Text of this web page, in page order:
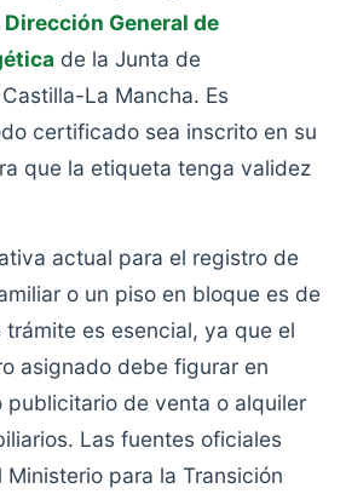
Dirección General de
de la Junta de
La Mancha. Es
certificado sea inscrito en su
que la etiqueta tenga validez
actual para el registro de
o un piso en bloque es de
trámite es esencial, ya que el
asignado debe figurar en
publicitario de venta o alquiler
Las fuentes oficiales
Ministerio para la Transición